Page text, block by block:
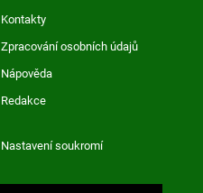
Kontakty
Zpracování osobních údajů
Nápověda
Redakce
Nastavení soukromí